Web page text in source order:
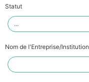
Statut
Nom de l'Entreprise/Institution